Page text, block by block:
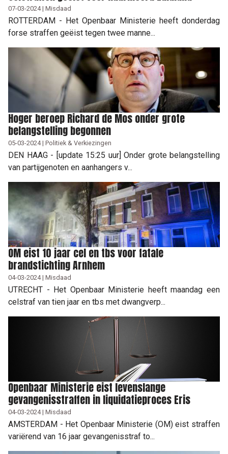
07-03-2024 | Misdaad
ROTTERDAM - Het Openbaar Ministerie heeft donderdag
forse straffen geëist tegen twee manne...
Hoger beroep Richard de Mos onder grote
belangstelling begonnen
05-03-2024 | Politiek & Verkiezingen
DEN HAAG - [update 15:25 uur] Onder grote belangstelling
van partijgenoten en aanhangers v...
OM eist 10 jaar cel en tbs voor fatale
brandstichting Arnhem
04-03-2024 | Misdaad
UTRECHT - Het Openbaar Ministerie heeft maandag een
celstraf van tien jaar en tbs met dwangverp...
Openbaar Ministerie eist levenslange
gevangenisstraffen in liquidatieproces Eris
04-03-2024 | Misdaad
AMSTERDAM - Het Openbaar Ministerie (OM) eist straffen
variërend van 16 jaar gevangenisstraf to...